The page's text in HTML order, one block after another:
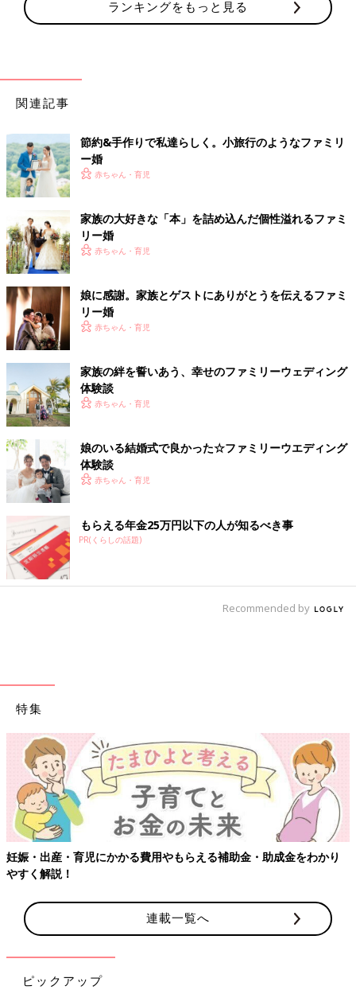
ランキングをもっと見る
関連記事
節約&手作りで私達らしく。小旅行のようなファミリ
ー婚
赤ちゃん・育児
家族の大好きな「本」を詰め込んだ個性溢れるファミ
リー婚
赤ちゃん・育児
娘に感謝。家族とゲストにありがとうを伝えるファミ
リー婚
赤ちゃん・育児
家族の絆を誓いあう、幸せのファミリーウェディング
体験談
赤ちゃん・育児
娘のいる結婚式で良かった☆ファミリーウエディング
体験談
赤ちゃん・育児
もらえる年金25万円以下の人が知るべき事
PR(くらしの話題)
Recommended by
特集
らえる補助金・助成金をわかり
【ワクチン接種できるものも】
連載一覧へ
ピックアップ